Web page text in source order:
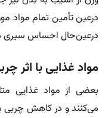
در‌عین تأمین تمام مواد
درعین‌حال احساس سیری
مواد غذایی با اثر
بعضی از مواد غذایی
می‌کنند و در کاهش چربی